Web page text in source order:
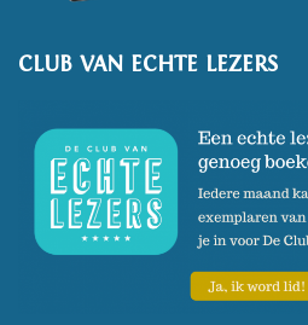
CLUB VAN ECHTE LEZERS